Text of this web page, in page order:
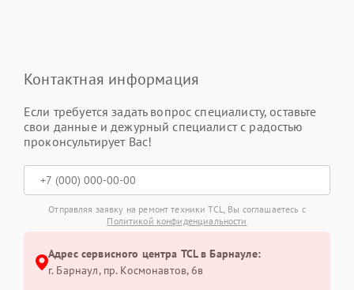
Контактная информация
Если требуется задать вопрос специалисту, оставьте
свои данные и дежурный специалист с радостью
проконсультирует Вас!
Отправляя заявку на ремонт техники TCL, Вы соглашаетесь с
Политикой конфиденциальности
Адрес сервисного центра TCL в Барнауле:
г. Барнаул, ​пр. Космонавтов, 6в